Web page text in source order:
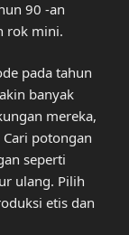
90 -an
rok mini.
pada tahun
banyak
mereka,
potongan
seperti
ulang. Pilih
etis dan